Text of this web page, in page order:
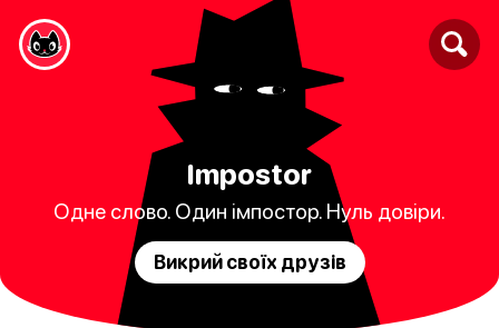
Impostor
Одне слово. Один імпостор. Нуль довіри.
Викрий своїх друзів